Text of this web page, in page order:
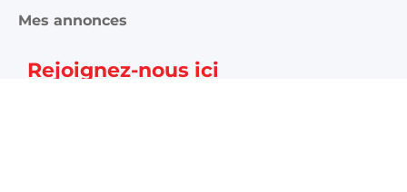
Mes annonces
Rejoignez-nous ici